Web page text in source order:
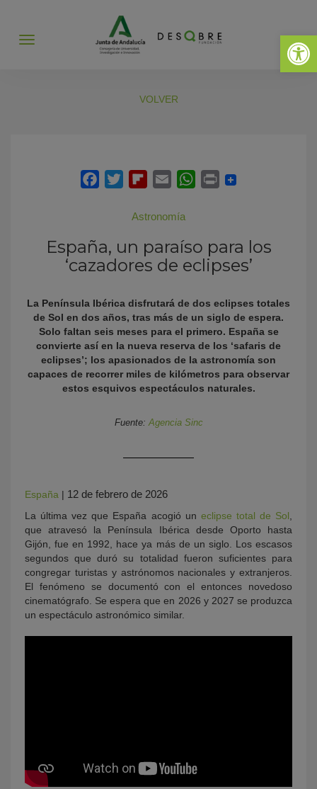
Abrir
Abrir
VOLVER
Astronomía
España, un paraíso para los
‘cazadores de eclipses’
La Península Ibérica disfrutará de dos eclipses totales
de Sol en dos años, tras más de un siglo de espera.
Solo faltan seis meses para el primero. España se
convierte así en la nueva reserva de los ‘safaris de
eclipses’; los apasionados de la astronomía son
capaces de recorrer miles de kilómetros para observar
estos esquivos espectáculos naturales.
Fuente:Agencia Sinc
España | 12 de febrero de 2026
La última vez que España acogió un eclipse total de Sol
que atravesó la Península Ibérica desde Oporto hasta
Gijón, fue en 1992, hace ya más de un siglo. Los escasos
segundos que duró su totalidad fueron suficientes para
congregar turistas y astrónomos nacionales y extranjeros.
El fenómeno se documentó con el entonces novedoso
cinematógrafo. Se espera que en 2026 y 2027 se produzca
un espectáculo astronómico similar.